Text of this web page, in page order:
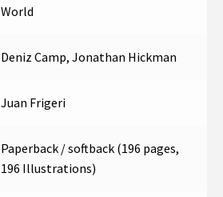
World
Deniz Camp, Jonathan Hickman
Juan Frigeri
Paperback / softback (196 pages,
196 Illustrations)